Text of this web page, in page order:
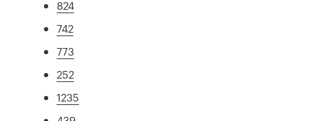
824
742
773
252
1235